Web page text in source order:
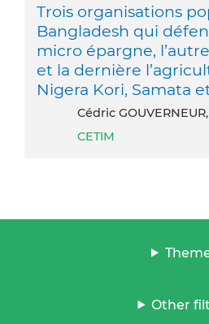
Trois organisations
Bangladesh qui
micro épargne,
et la dernière
Nigera Kori, Samata
Cédric
CETIM
Other